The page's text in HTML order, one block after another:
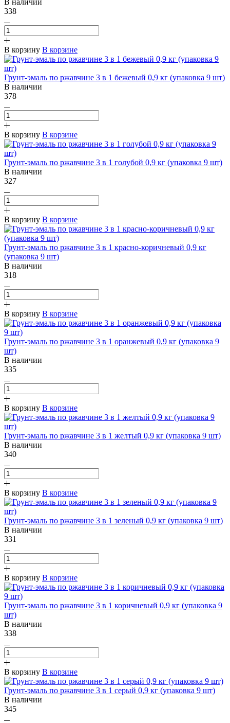
338
В корзину В корзине
Грунт-эмаль по ржавчине 3 в 1 бежевый 0,9 кг (упаковка 9 шт)
В наличии
378
В корзину В корзине
Грунт-эмаль по ржавчине 3 в 1 голубой 0,9 кг (упаковка 9 шт)
В наличии
327
В корзину В корзине
Грунт-эмаль по ржавчине 3 в 1 красно-коричневый 0,9 кг
(упаковка 9 шт)
В наличии
318
В корзину В корзине
Грунт-эмаль по ржавчине 3 в 1 оранжевый 0,9 кг (упаковка 9
шт)
В наличии
335
В корзину В корзине
Грунт-эмаль по ржавчине 3 в 1 желтый 0,9 кг (упаковка 9 шт)
В наличии
340
В корзину В корзине
Грунт-эмаль по ржавчине 3 в 1 зеленый 0,9 кг (упаковка 9 шт)
В наличии
331
В корзину В корзине
Грунт-эмаль по ржавчине 3 в 1 коричневый 0,9 кг (упаковка 9
шт)
В наличии
338
В корзину В корзине
Грунт-эмаль по ржавчине 3 в 1 серый 0,9 кг (упаковка 9 шт)
В наличии
345